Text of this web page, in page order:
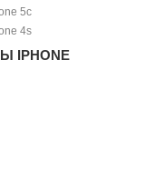
5c
4s
IPHONE